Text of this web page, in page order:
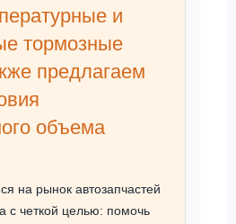
и
тормозные
предлагаем
объема
на рынок автозапчастей
с четкой целью: помочь